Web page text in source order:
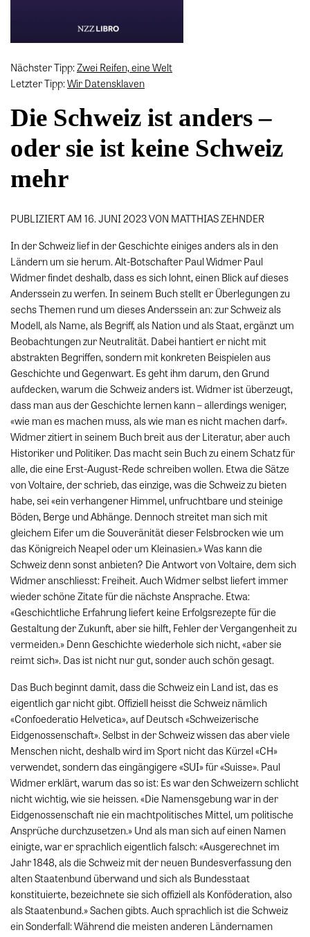
Nächster Tipp:Zwei Reifen, eine Welt
Letzter Tipp:Wir Datensklaven
Die Schweiz ist anders –
oder sie ist keine Schweiz
mehr
PUBLIZIERT AM 16. JUNI 2023 VON MATTHIAS ZEHNDER
In der Schweiz lief in der Geschichte einiges anders als in den
Ländern um sie herum. Alt-Botschafter Paul Widmer Paul
Widmer findet deshalb, dass es sich lohnt, einen Blick auf dieses
Anderssein zu werfen. In seinem Buch stellt er Überlegungen zu
sechs Themen rund um dieses Anderssein an: zur Schweiz als
Modell, als Name, als Begriff, als Nation und als Staat, ergänzt um
Beobachtungen zur Neutralität. Dabei hantiert er nicht mit
abstrakten Begriffen, sondern mit konkreten Beispielen aus
Geschichte und Gegenwart. Es geht ihm darum, den Grund
aufdecken, warum die Schweiz anders ist. Widmer ist überzeugt,
dass man aus der Geschichte lernen kann – allerdings weniger,
«wie man es machen muss, als wie man es nicht machen darf».
Widmer zitiert in seinem Buch breit aus der Literatur, aber auch
Historiker und Politiker. Das macht sein Buch zu einem Schatz für
alle, die eine Erst-August-Rede schreiben wollen. Etwa die Sätze
von Voltaire, der schrieb, das einzige, was die Schweiz zu bieten
habe, sei «ein verhangener Himmel, unfruchtbare und steinige
Böden, Berge und Abhänge. Dennoch streitet man sich mit
gleichem Eifer um die Souveränität dieser Felsbrocken wie um
das Königreich Neapel oder um Kleinasien.» Was kann die
Schweiz denn sonst anbieten? Die Antwort von Voltaire, dem sich
Widmer anschliesst: Freiheit. Auch Widmer selbst liefert immer
wieder schöne Zitate für die nächste Ansprache. Etwa:
«Geschichtliche Erfahrung liefert keine Erfolgsrezepte für die
Gestaltung der Zukunft, aber sie hilft, Fehler der Vergangenheit zu
vermeiden.» Denn Geschichte wiederhole sich nicht, «aber sie
reimt sich». Das ist nicht nur gut, sonder auch schön gesagt.
Das Buch beginnt damit, dass die Schweiz ein Land ist, das es
eigentlich gar nicht gibt. Offiziell heisst die Schweiz nämlich
«Confoederatio Helvetica», auf Deutsch «Schweizerische
Eidgenossenschaft». Selbst in der Schweiz wissen das aber viele
Menschen nicht, deshalb wird im Sport nicht das Kürzel «CH»
verwendet, sondern das eingängigere «SUI» für «Suisse». Paul
Widmer erklärt, warum das so ist: Es war den Schweizern schlicht
nicht wichtig, wie sie heissen. «Die Namensgebung war in der
Eidgenossenschaft nie ein machtpolitisches Mittel, um politische
Ansprüche durchzusetzen.» Und als man sich auf einen Namen
einigte, war er sprachlich eigentlich falsch: «Ausgerechnet im
Jahr 1848, als die Schweiz mit der neuen Bundesverfassung den
alten Staatenbund überwand und sich als Bundesstaat
konstituierte, bezeichnete sie sich offiziell als Konföderation, also
als Staatenbund.» Sachen gibts. Auch sprachlich ist die Schweiz
ein Sonderfall: Während die meisten anderen Ländernamen